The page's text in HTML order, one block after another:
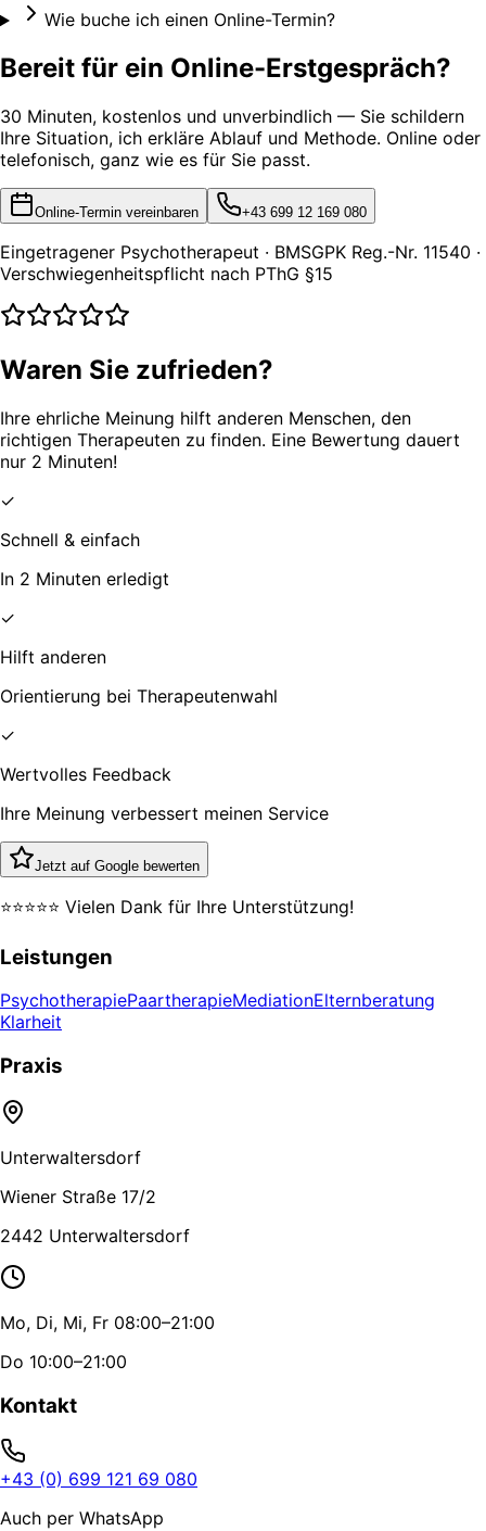
Wie buche ich einen Online-Termin?
Bereit für ein Online-Erstgespräch?
30 Minuten, kostenlos und unverbindlich — Sie schildern
Ihre Situation, ich erkläre Ablauf und Methode. Online oder
telefonisch, ganz wie es für Sie passt.
Online-Termin vereinbaren +43 699 12 169 080
Eingetragener Psychotherapeut · BMSGPK Reg.-Nr. 11540 ·
Verschwiegenheitspflicht nach PThG §15
Waren Sie zufrieden?
Ihre ehrliche Meinung hilft anderen Menschen, den
richtigen Therapeuten zu finden. Eine Bewertung dauert
nur 2 Minuten!
✓
Schnell & einfach
In 2 Minuten erledigt
✓
Hilft anderen
Orientierung bei Therapeutenwahl
✓
Wertvolles Feedback
Ihre Meinung verbessert meinen Service
Jetzt auf Google bewerten
⭐⭐⭐⭐⭐ Vielen Dank für Ihre Unterstützung!
Leistungen
PsychotherapiePaartherapieMediationElternberatung
Klarheit
Praxis
Unterwaltersdorf
Wiener Straße 17/2
2442 Unterwaltersdorf
Mo, Di, Mi, Fr 08:00–21:00
Do 10:00–21:00
Kontakt
+43 (0) 699 121 69 080
Auch per WhatsApp